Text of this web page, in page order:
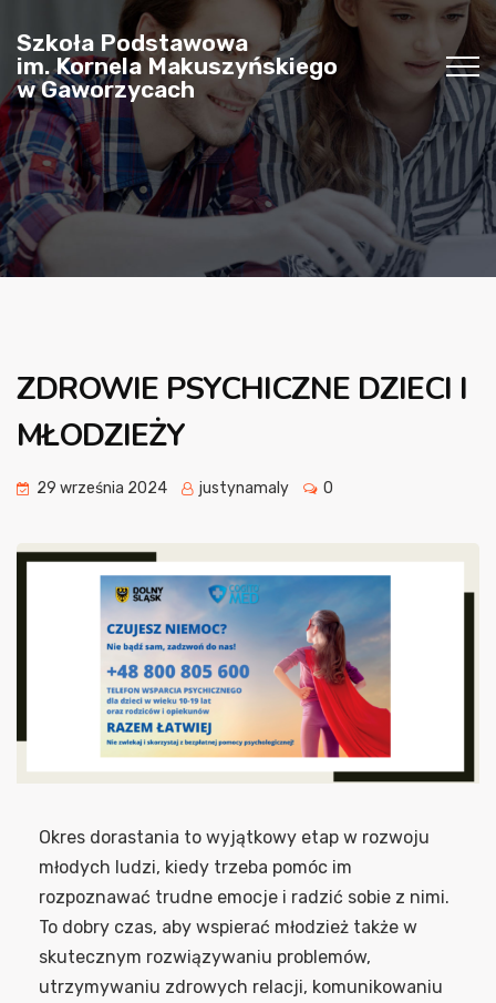
Szkoła Podstawowa
im. Kornela Makuszyńskiego
w Gaworzycach
ZDROWIE PSYCHICZNE DZIECI I
MŁODZIEŻY
29 września 2024 justynamaly 0
Okres dorastania to wyjątkowy etap w rozwoju
młodych ludzi, kiedy trzeba pomóc im
rozpoznawać trudne emocje i radzić sobie z nimi.
To dobry czas, aby wspierać młodzież także w
skutecznym rozwiązywaniu problemów,
utrzymywaniu zdrowych relacji, komunikowaniu